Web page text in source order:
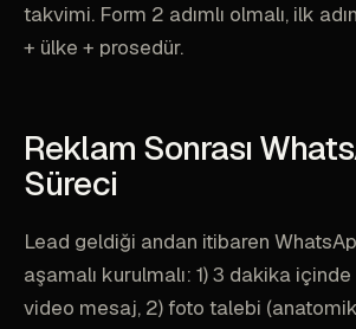
takvimi. Form 2 adımlı olmalı, ilk
+ ülke + prosedür.
Reklam Sonrası
Süreci
Lead geldiği andan itibaren
aşamalı kurulmalı: 1) 3 dakika
video mesaj, 2) foto talebi